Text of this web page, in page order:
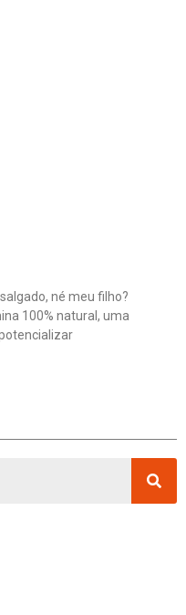
né meu filho?
100% natural, uma